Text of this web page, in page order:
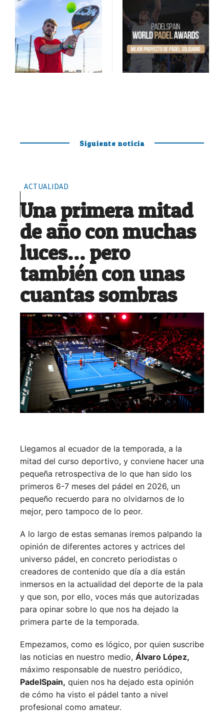
Siguiente noticia
ACTUALIDAD
Una primera mitad
de año con muchas
luces… pero
también con unas
cuantas sombras
Llegamos al ecuador de la temporada, a la
mitad del curso deportivo, y conviene hacer una
pequeña retrospectiva de lo que han sido los
primeros 6-7 meses del pádel en 2026, un
pequeño recuerdo para no olvidarnos de lo
mejor, pero tampoco de lo peor.
A lo largo de estas semanas iremos palpando la
opinión de diferentes actores y actrices del
universo pádel, en concreto periodistas o
creadores de contenido que día a día están
inmersos en la actualidad del deporte de la pala
y que son, por ello, voces más que autorizadas
para opinar sobre lo que nos ha dejado la
primera parte de la temporada.
Empezamos, como es lógico, por quien suscribe
las noticias en nuestro medio, Álvaro López,
máximo responsable de nuestro periódico,
PadelSpain, quien nos ha dejado esta opinión
de cómo ha visto el pádel tanto a nivel
profesional como amateur.